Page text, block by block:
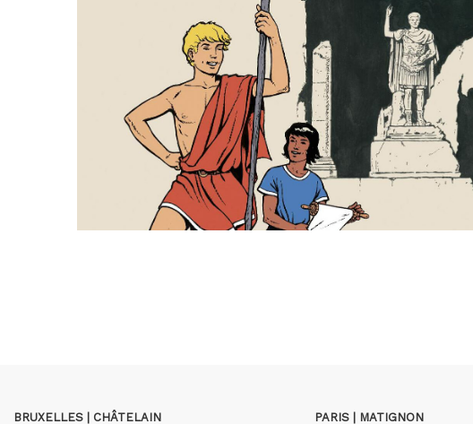
BRUXELLES | CHÂTELAIN PARIS | MATIGNON